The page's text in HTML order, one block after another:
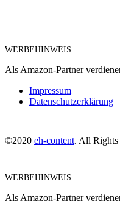
WERBEHINWEIS
Als Amazon-Partner
Impressum
Datenschutzerklärung
©2020 eh-content. All Rights
WERBEHINWEIS
Als Amazon-Partner